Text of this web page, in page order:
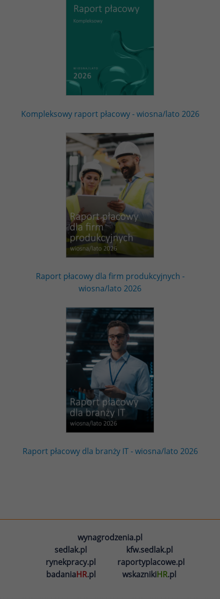
Kompleksowy raport płacowy - wiosna/lato 2026
Raport płacowy dla firm produkcyjnych -
wiosna/lato 2026
Raport płacowy dla branży IT - wiosna/lato 2026
wynagrodzenia.pl
sedlak.pl
kfw.sedlak.pl
rynekpracy.pl
raportyplacowe.pl
badaniaHR.pl wskaznikiHR.pl